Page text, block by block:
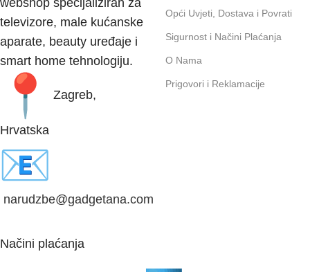
televizore, male kućanske
aparate, beauty uređaje i
smart home tehnologiju.
Zagreb,
Hrvatska
narudzbe@gadgetana.com
Opći Uvjeti, Dostava i Povrati
Sigurnost i Načini Plaćanja
O Nama
Prigovori i Reklamacije
Načini plaćanja